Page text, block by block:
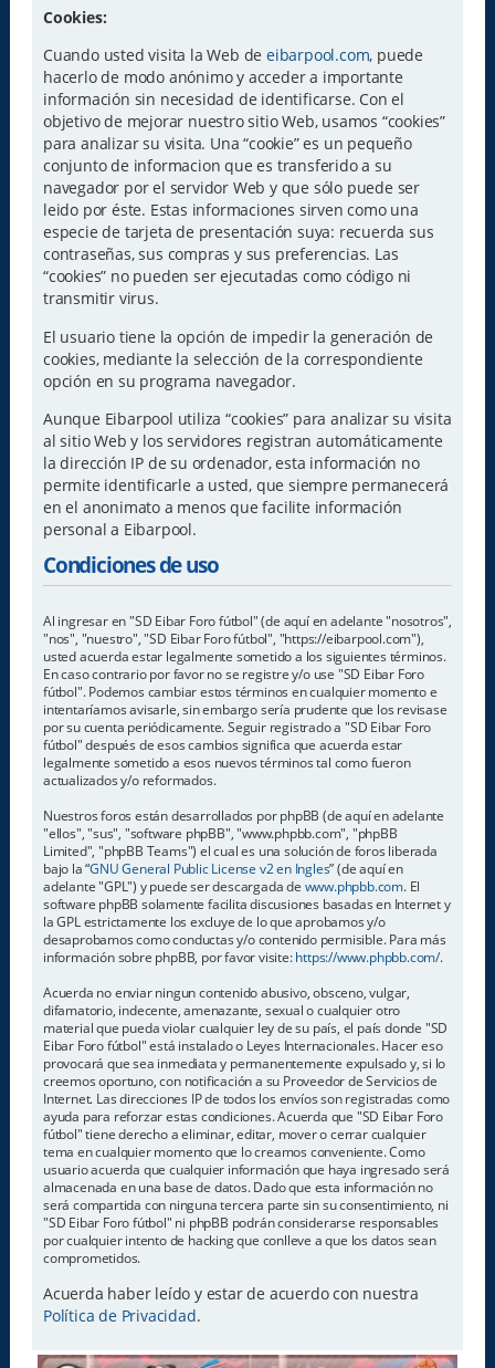
Cookies:
Cuando usted visita la Web de eibarpool.com, puede
hacerlo de modo anónimo y acceder a importante
información sin necesidad de identificarse. Con el
objetivo de mejorar nuestro sitio Web, usamos “cookies”
para analizar su visita. Una “cookie” es un pequeño
conjunto de informacion que es transferido a su
navegador por el servidor Web y que sólo puede ser
leido por éste. Estas informaciones sirven como una
especie de tarjeta de presentación suya: recuerda sus
contraseñas, sus compras y sus preferencias. Las
“cookies” no pueden ser ejecutadas como código ni
transmitir virus.
El usuario tiene la opción de impedir la generación de
cookies, mediante la selección de la correspondiente
opción en su programa navegador.
Aunque Eibarpool utiliza “cookies” para analizar su visita
al sitio Web y los servidores registran automáticamente
la dirección IP de su ordenador, esta información no
permite identificarle a usted, que siempre permanecerá
en el anonimato a menos que facilite información
personal a Eibarpool.
Condiciones de uso
Al ingresar en "SD Eibar Foro fútbol" (de aquí en adelante "nosotros",
"nos", "nuestro", "SD Eibar Foro fútbol", "https://eibarpool.com"),
usted acuerda estar legalmente sometido a los siguientes términos.
En caso contrario por favor no se registre y/o use "SD Eibar Foro
fútbol". Podemos cambiar estos términos en cualquier momento e
intentaríamos avisarle, sin embargo sería prudente que los revisase
por su cuenta periódicamente. Seguir registrado a "SD Eibar Foro
fútbol" después de esos cambios significa que acuerda estar
legalmente sometido a esos nuevos términos tal como fueron
actualizados y/o reformados.
Nuestros foros están desarrollados por phpBB (de aquí en adelante
"ellos", "sus", "software phpBB", "www.phpbb.com", "phpBB
Limited", "phpBB Teams") el cual es una solución de foros liberada
bajo la “GNU General Public License v2 en Ingles” (de aquí en
adelante "GPL") y puede ser descargada de www.phpbb.com. El
software phpBB solamente facilita discusiones basadas en Internet y
la GPL estrictamente los excluye de lo que aprobamos y/o
desaprobamos como conductas y/o contenido permisible. Para más
información sobre phpBB, por favor visite:https://www.phpbb.com/.
Acuerda no enviar ningun contenido abusivo, obsceno, vulgar,
difamatorio, indecente, amenazante, sexual o cualquier otro
material que pueda violar cualquier ley de su país, el país donde "SD
Eibar Foro fútbol" está instalado o Leyes Internacionales. Hacer eso
provocará que sea inmediata y permanentemente expulsado y, si lo
creemos oportuno, con notificación a su Proveedor de Servicios de
Internet. Las direcciones IP de todos los envíos son registradas como
ayuda para reforzar estas condiciones. Acuerda que "SD Eibar Foro
fútbol" tiene derecho a eliminar, editar, mover o cerrar cualquier
tema en cualquier momento que lo creamos conveniente. Como
usuario acuerda que cualquier información que haya ingresado será
almacenada en una base de datos. Dado que esta información no
será compartida con ninguna tercera parte sin su consentimiento, ni
"SD Eibar Foro fútbol" ni phpBB podrán considerarse responsables
por cualquier intento de hacking que conlleve a que los datos sean
comprometidos.
Acuerda haber leído y estar de acuerdo con nuestra
Política de Privacidad.